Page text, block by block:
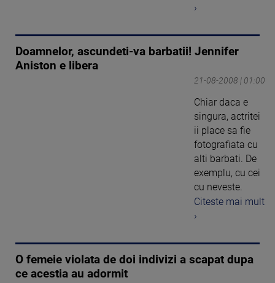
›
Doamnelor, ascundeti-va barbatii! Jennifer
Aniston e libera
21-08-2008 | 01:00
Chiar daca e
singura, actritei
ii place sa fie
fotografiata cu
alti barbati. De
exemplu, cu cei
cu neveste.
Citeste mai mult
›
O femeie violata de doi indivizi a scapat dupa
ce acestia au adormit